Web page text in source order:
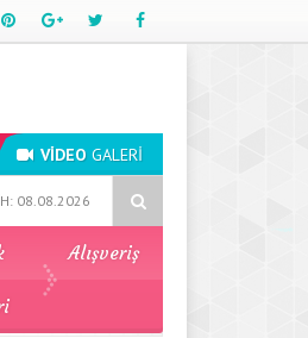
VİDEO GALERİ
Yemeği
08.08.2026
Alışveriş